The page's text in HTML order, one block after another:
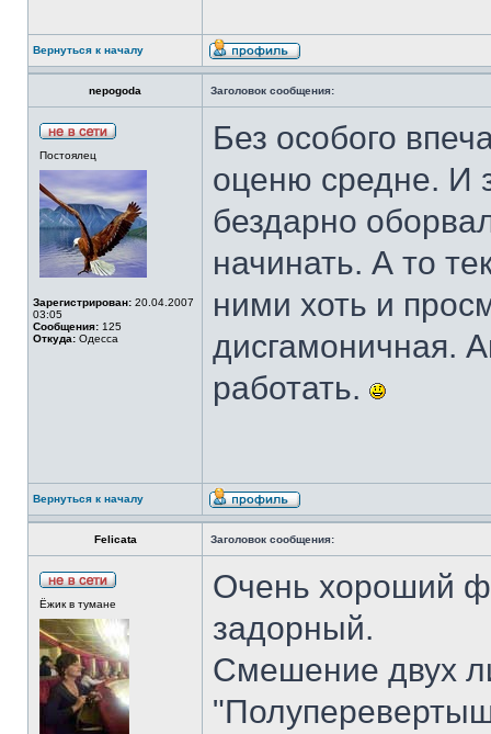
Вернуться к началу
nepogoda Заголовок сообщения:
Постоялец
Зарегистрирован: 20.04.2007
03:05
Сообщения: 125
Откуда: Одесса
Без особого
оценю средне. И
бездарно
начинать. А то
ними хоть и
дисгамоничная.
работать.
Вернуться к началу
Felicata Заголовок сообщения:
Ёжик в тумане
Очень хороший
задорный.
Смешение двух